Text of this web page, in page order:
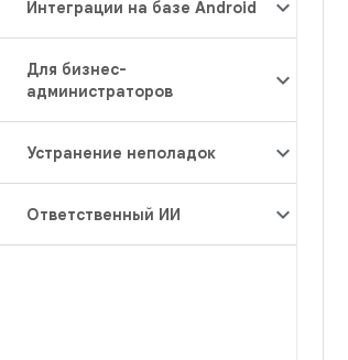
Интеграции на базе Android
Для бизнес-
администраторов
Устранение неполадок
Ответственный ИИ